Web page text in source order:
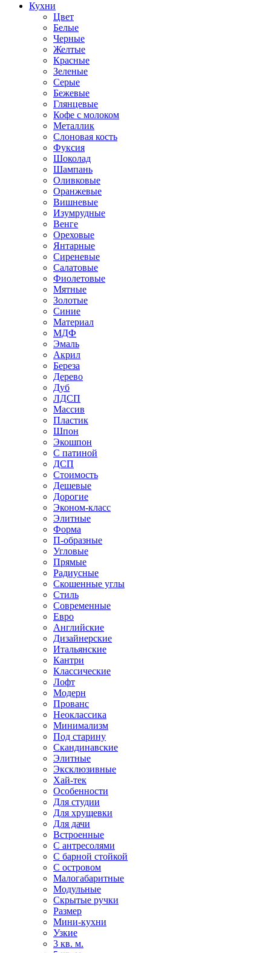
Кухни
Цвет
Белые
Черные
Желтые
Красные
Зеленые
Серые
Бежевые
Глянцевые
Кофе с молоком
Металлик
Слоновая кость
Фуксия
Шоколад
Шампань
Оливковые
Оранжевые
Вишневые
Изумрудные
Венге
Ореховые
Янтарные
Сиреневые
Салатовые
Фиолетовые
Мятные
Золотые
Синие
Материал
МДФ
Эмаль
Акрил
Береза
Дерево
Дуб
ЛДСП
Массив
Пластик
Шпон
Экошпон
С патиной
ДСП
Стоимость
Дешевые
Дорогие
Эконом-класс
Элитные
Форма
П-образные
Угловые
Прямые
Радиусные
Скошенные углы
Стиль
Современные
Евро
Английские
Дизайнерские
Итальянские
Кантри
Классические
Лофт
Модерн
Прованс
Неоклассика
Минимализм
Под старину
Скандинавские
Элитные
Эксклюзивные
Хай-тек
Особенности
Для студии
Для хрущевки
Для дачи
Встроенные
С антресолями
С барной стойкой
С островом
Малогабаритные
Модульные
Скрытые ручки
Размер
Мини-кухни
Узкие
3 кв. м.